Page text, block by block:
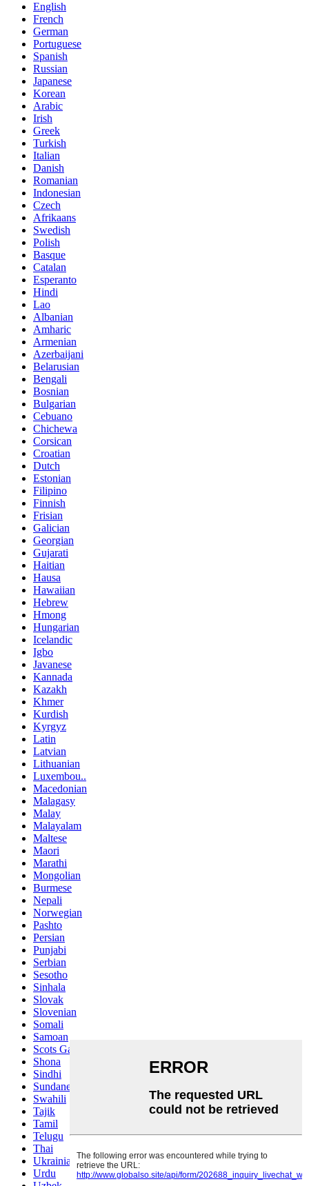
English
French
German
Portuguese
Spanish
Russian
Japanese
Korean
Arabic
Irish
Greek
Turkish
Italian
Danish
Romanian
Indonesian
Czech
Afrikaans
Swedish
Polish
Basque
Catalan
Esperanto
Hindi
Lao
Albanian
Amharic
Armenian
Azerbaijani
Belarusian
Bengali
Bosnian
Bulgarian
Cebuano
Chichewa
Corsican
Croatian
Dutch
Estonian
Filipino
Finnish
Frisian
Galician
Georgian
Gujarati
Haitian
Hausa
Hawaiian
Hebrew
Hmong
Hungarian
Icelandic
Igbo
Javanese
Kannada
Kazakh
Khmer
Kurdish
Kyrgyz
Latin
Latvian
Lithuanian
Luxembou..
Macedonian
Malagasy
Malay
Malayalam
Maltese
Maori
Marathi
Mongolian
Burmese
Nepali
Norwegian
Pashto
Persian
Punjabi
Serbian
Sesotho
Sinhala
Slovak
Slovenian
Somali
Samoan
Scots Gaelic
Shona
Sindhi
Sundanese
Swahili
Tajik
Tamil
Telugu
Thai
Ukrainian
Urdu